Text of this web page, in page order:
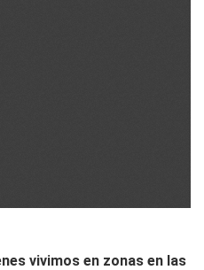
vivimos en zonas en las